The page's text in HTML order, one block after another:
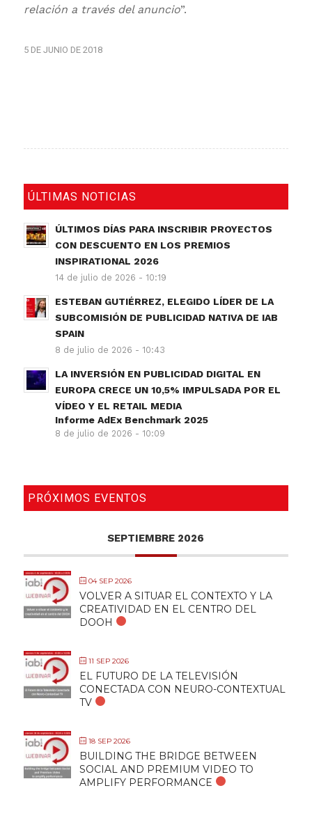
relación a través del anuncio”.
5 DE JUNIO DE 2018
ÚLTIMAS NOTICIAS
ÚLTIMOS DÍAS PARA INSCRIBIR PROYECTOS
CON DESCUENTO EN LOS PREMIOS
INSPIRATIONAL 2026
14 de julio de 2026 - 10:19
ESTEBAN GUTIÉRREZ, ELEGIDO LÍDER DE LA
SUBCOMISIÓN DE PUBLICIDAD NATIVA DE IAB
SPAIN
8 de julio de 2026 - 10:43
LA INVERSIÓN EN PUBLICIDAD DIGITAL EN
EUROPA CRECE UN 10,5% IMPULSADA POR EL
VÍDEO Y EL RETAIL MEDIA
Informe AdEx Benchmark 2025
8 de julio de 2026 - 10:09
PRÓXIMOS EVENTOS
SEPTIEMBRE 2026
04 SEP 2026
VOLVER A SITUAR EL CONTEXTO Y LA
CREATIVIDAD EN EL CENTRO DEL
DOOH
11 SEP 2026
EL FUTURO DE LA TELEVISIÓN
CONECTADA CON NEURO-CONTEXTUAL
TV
18 SEP 2026
BUILDING THE BRIDGE BETWEEN
SOCIAL AND PREMIUM VIDEO TO
AMPLIFY PERFORMANCE